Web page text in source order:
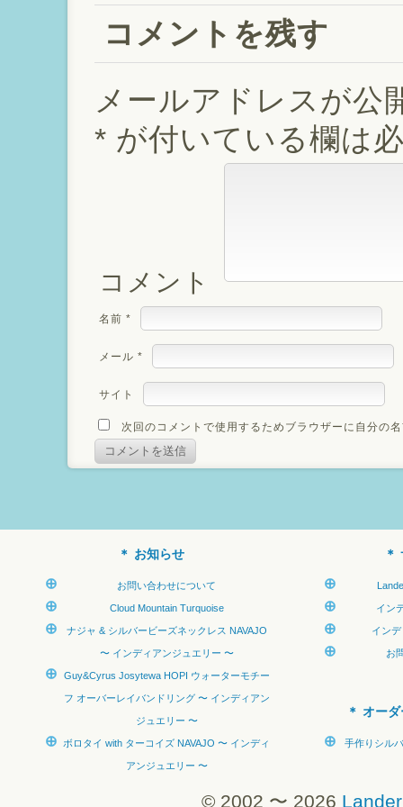
コメントを残す
メールアドレスが公
* が付いている欄は
コメント
名前 *
メール *
サイト
次回のコメントで使用するためブラウザーに自分の
お知らせ
お問い合わせについて
Cloud Mountain Turquoise
ナジャ & シルバービーズネックレス NAVAJO
〜 インディアンジュエリー 〜
Guy&Cyrus Josytewa HOPI ウォーターモチー
フ オーバーレイバンドリング 〜 インディアン
ジュエリー 〜
ボロタイ with ターコイズ NAVAJO 〜 インディ
アンジュエリー 〜
イン
イン
お
オー
手作りシル
© 2002 〜 2026